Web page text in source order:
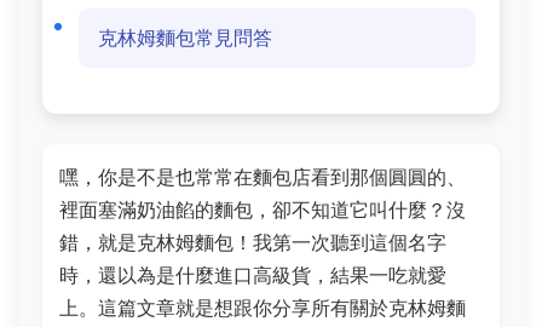
克林姆麵包常見問答
嘿，你是不是也常常在麵包店看到那個圓圓的、
裡面塞滿奶油餡的麵包，卻不知道它叫什麼？沒
錯，就是克林姆麵包！我第一次聽到這個名字
時，還以為是什麼進口高級貨，結果一吃就愛
上。這篇文章就是想跟你分享所有關於克林姆麵